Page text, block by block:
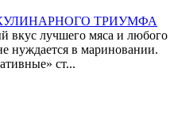
ТРИУМФА
вкус лучшего мяса и любого
нуждается в мариновании.
ст...